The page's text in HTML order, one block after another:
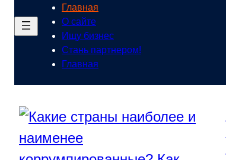
Главная
О сайте
Ищу бизнес
Стань партнером!
Главная